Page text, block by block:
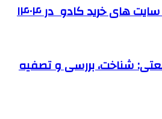
های خرید کادو در ۱۴۰۴
شناخت، بررسی و تصفیه